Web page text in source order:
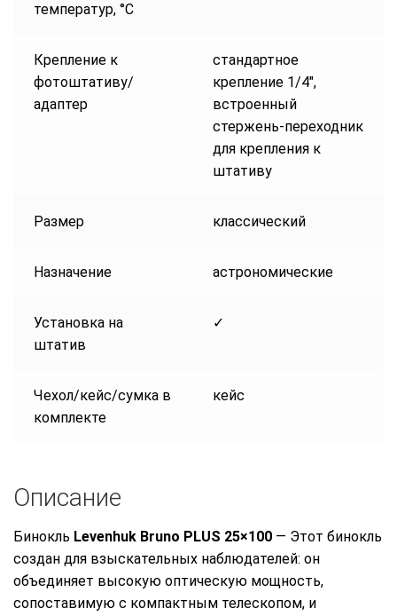
температур, °С
Крепление к
фотоштативу/
адаптер
стандартное
крепление 1/4″,
встроенный
стержень-переходник
для крепления к
штативу
Размер классический
Назначение астрономические
Установка на
штатив
✓
Чехол/кейс/сумка в
комплекте
кейс
Описание
Бинокль Levenhuk Bruno PLUS 25×100 — Этот бинокль
создан для взыскательных наблюдателей: он
объединяет высокую оптическую мощность,
сопоставимую с компактным телескопом, и